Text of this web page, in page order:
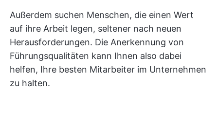
Außerdem suchen Menschen, die einen Wert
auf ihre Arbeit legen, seltener nach neuen
Herausforderungen. Die Anerkennung von
Führungsqualitäten kann Ihnen also dabei
helfen, Ihre besten Mitarbeiter im Unternehmen
zu halten.